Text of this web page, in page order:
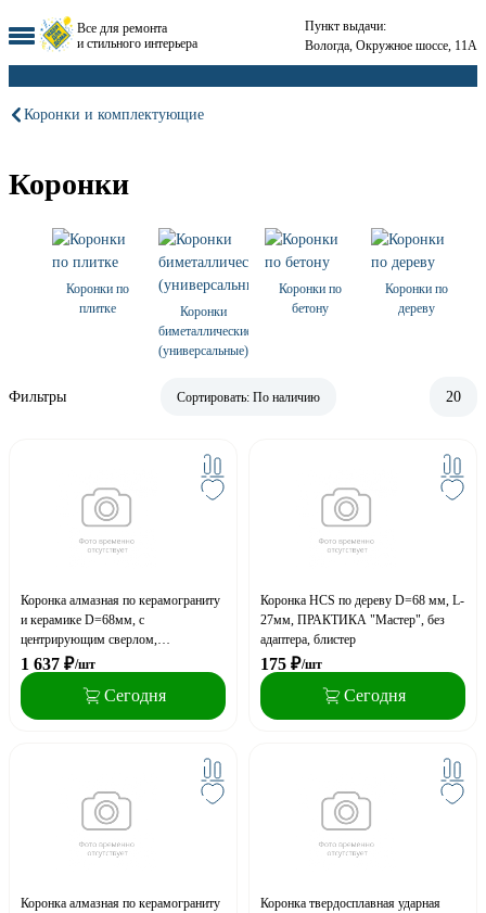
Все для ремонта
и стильного интерьера
Пункт выдачи:
Вологда, Окружное шоссе, 11А
Коронки и комплектующие
Коронки
Коронки по
плитке
Коронки
биметаллические
(универсальные)
Коронки по
бетону
Коронки по
дереву
Фильтры Сортировать: По наличию 20
Коронка алмазная по керамограниту
и керамике D=68мм, с
центрирующим сверлом,
RENNBOHR
1 637 ₽/шт
Сегодня
Коронка HCS по дереву D=68 мм, L-
27мм, ПРАКТИКА "Мастер", без
адаптера, блистер
175 ₽/шт
Сегодня
Коронка алмазная по керамограниту
Коронка твердосплавная ударная